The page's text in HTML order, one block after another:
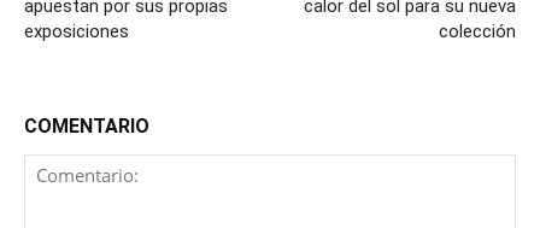
apuestan por sus propias
exposiciones
calor del sol para su nueva
colección
COMENTARIO